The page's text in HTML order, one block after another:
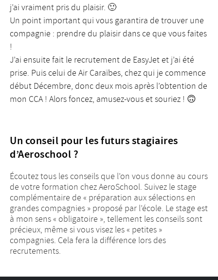
j’ai vraiment pris du plaisir. 🙂
Un point important qui vous garantira de trouver une
compagnie : prendre du plaisir dans ce que vous faites
!
J’ai ensuite fait le recrutement de EasyJet et j’ai été
prise. Puis celui de Air Caraïbes, chez qui je commence
début Décembre, donc deux mois après l’obtention de
mon CCA ! Alors foncez, amusez-vous et souriez ! 🙃
Un conseil pour les futurs stagiaires
d’Aeroschool ?
Écoutez tous les conseils que l’on vous donne au cours
de votre formation chez AeroSchool. Suivez le stage
complémentaire de « préparation aux sélections en
grandes compagnies » proposé par l’école. Le stage est
à mon sens « obligatoire », tellement les conseils sont
précieux, même si vous visez les « petites »
compagnies. Cela fera la différence lors des
recrutements.